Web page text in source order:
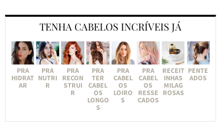
TENHA CABELOS INCRÍVEIS JÁ
PRA
HIDRAT
AR
PRA
NUTRI
R
PRA
RECON
STRUI
R
PRA
TER
CABEL
OS
LONGO
S
PRA
CABEL
OS
LOIRO
S
PRA
CABEL
OS
RESSE
CADOS
RECEIT
INHAS
MILAG
ROSAS
PENTE
ADOS